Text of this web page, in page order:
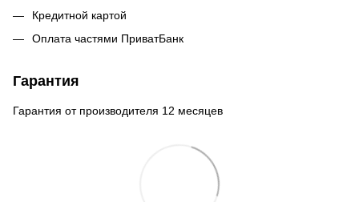
Кредитной картой
Оплата частями ПриватБанк
Гарантия
Гарантия от производителя 12 месяцев